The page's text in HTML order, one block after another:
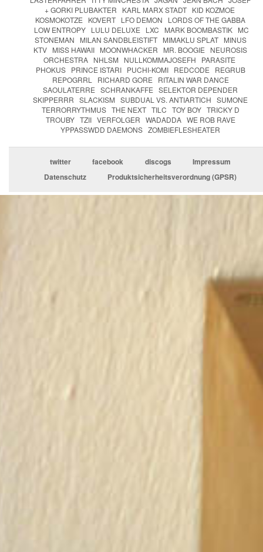
+ GORKI PLUBAKTER
KARL MARX STADT
KID KOZMOE
KOSMOKOTZE
KOVERT LFO DEMON
LORDS OF THE GABBA
LOW ENTROPY
LULU DELUXE LXC MARK BOOMBASTIK
MC
STONEMAN
MILAN SANDBLEISTIFT MIMAKLU SPLAT
MINUS
KTV MISS HAWAII MOONWHACKER MR. BOOGIE
NEUROSIS
ORCHESTRA NHLSM NULLKOMMAJOSEFH
PARASITE
PHOKUS
PRINCE ISTARI PUCHI-KOMI REDCODE
REGRUB
REPOGRRL
RICHARD GORE
RITALIN WAR DANCE
SAOULATERRE SCHRANKAFFE SELEKTOR DEPENDER
SKIPPERRR SLACKISM SUBDUAL VS. ANTIARTICH SUMONE
TERRORRYTHMUS THE NEXT TILC TOY BOY TRICKY D
TROUBY TZII VERFOLGER WADADDA WE ROB RAVE
YPPASSWDD DAEMONS ZOMBIEFLESHEATER
twitter facebook discogs
Impressum
Datenschutz
Produktsicherheitsverordnung (GPSR)